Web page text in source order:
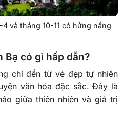
và tháng 10-11 có hửng nắng
Bạ có gì hấp dẫn?
chỉ đến từ vẻ đẹp tự nhiên
văn hóa đặc sắc. Đây là
giữa thiên nhiên và giá trị